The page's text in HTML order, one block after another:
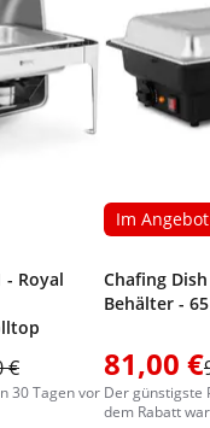
- Royal
€
30 Tagen vor
Im Angebot
Chafing
Behälter -
81,00 €
Der günstigste
dem Rabatt